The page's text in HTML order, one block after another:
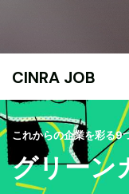
CINRA JOB
これからの企業を彩る9
グリーン